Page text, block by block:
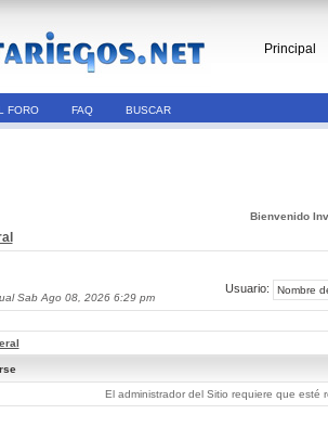
Principal
FORO FAQ BUSCAR
Bienvenido
Sab Ago 08, 2026 6:29 pm
Usuario:
El administrador del Sitio requiere que esté